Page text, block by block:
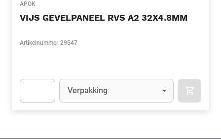
APOK
VIJS GEVELPANEEL RVS A2 32X4.8MM
Artikelnummer 29547
Eenheid
Verpakking